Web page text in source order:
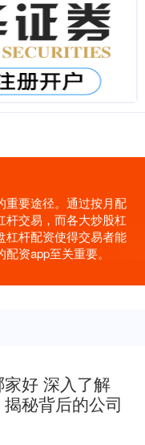
重要途径。通过按月配
杆交易，而各大炒股杠
杠杆配资使得交易者能
资app至关重要。
好 深入了解
秘背后的公司